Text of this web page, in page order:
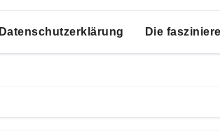
Datenschutzerklärung Die